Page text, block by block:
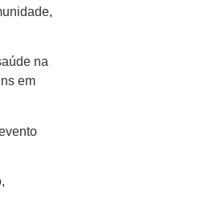
na
em